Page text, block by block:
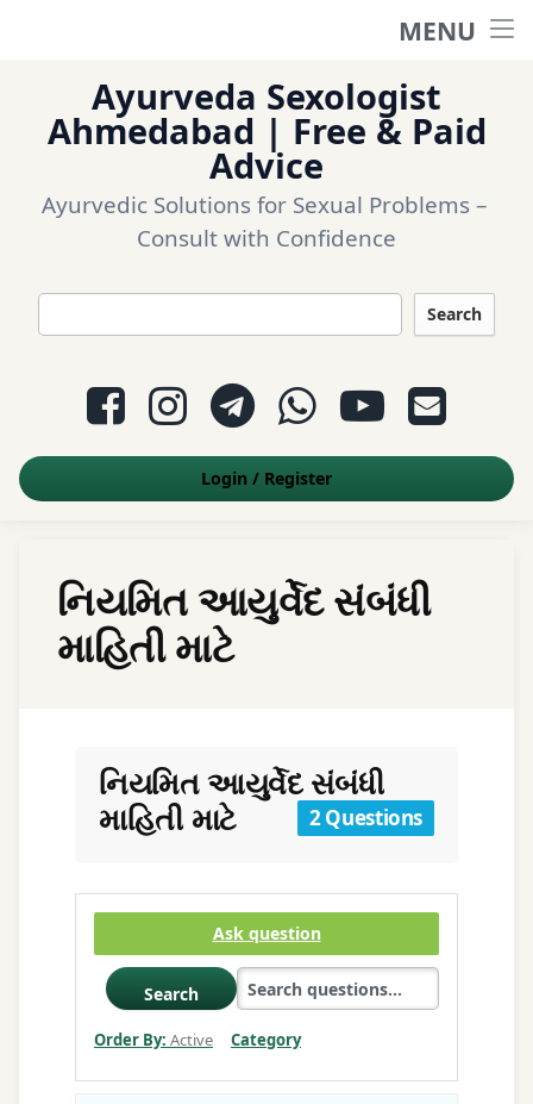
MENU
Ask a question
Login
Ayurveda Sexologist
Ahmedabad | Free & Paid
Advice
Ayurvedic Solutions for Sexual Problems –
Consult with Confidence
Search
Facebook
InstagramTelegramWhatsApp
YouTube
E-mail
Login / Register
નિયમિત આયુર્વેદ સંબંધી
માહિતી માટે
નિયમિત આયુર્વેદ સંબંધી
માહિતી માટે
2 Questions
Ask question
Search
Order By: Active Category